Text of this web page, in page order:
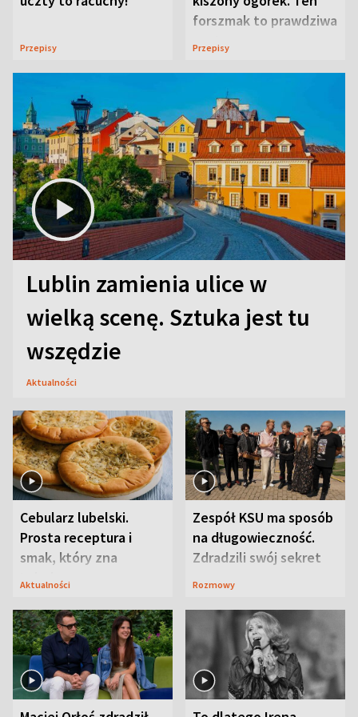
Przepisy
forszmak to prawdziwa
uczta
Przepisy
Lublin zamienia ulice w
wielką scenę. Sztuka jest tu
wszędzie
Aktualności
Cebularz lubelski.
Prosta receptura i
smak, który zna
Lubelszczyzna
Aktualności
Zespół KSU ma sposób
na długowieczność.
Zdradzili swój sekret
Rozmowy